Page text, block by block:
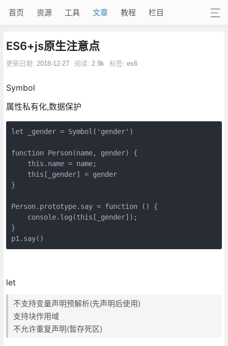
首页 资源 工具 文章 教程 栏目
ES6+js原生注意点
更新日期: 2018-12-27 阅读: 2.9k 标签: es6
Symbol
属性私有化,数据保护
let _gender = Symbol('gender')
function Person(name, gender) {
    this.name = name;
    this[_gender] = gender
}
Person.prototype.say = function () {
    console.log(this[_gender]);
}
p1.say()
let
不支持变量声明预解析(先声明后使用)
支持块作用域
不允许重复声明(暂存死区)